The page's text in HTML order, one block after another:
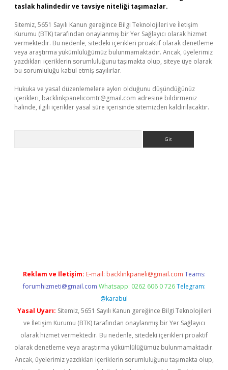
taslak halindedir ve tavsiye niteliği taşımazlar.
Sitemiz, 5651 Sayılı Kanun gereğince Bilgi Teknolojileri ve İletişim
Kurumu (BTK) tarafından onaylanmış bir Yer Sağlayıcı olarak hizmet
vermektedir. Bu nedenle, sitedeki içerikleri proaktif olarak denetleme
veya araştırma yükümlülüğümüz bulunmamaktadır. Ancak, üyelerimiz
yazdıkları içeriklerin sorumluluğunu taşımakta olup, siteye üye olarak
bu sorumluluğu kabul etmiş sayılırlar.
Hukuka ve yasal düzenlemelere aykırı olduğunu düşündüğünüz
içerikleri, backlinkpanelicomtr@gmail.com adresine bildirmeniz
halinde, ilgili içerikler yasal süre içerisinde sitemizden kaldırılacaktır.
Reklam ve İletişim: E-mail: backlinkpaneli@gmail.com Teams:
forumhizmeti@gmail.com Whatsapp: 0262 606 0 726 Telegram:
@karabul
Yasal Uyarı: Sitemiz, 5651 Sayılı Kanun gereğince Bilgi Teknolojileri
ve İletişim Kurumu (BTK) tarafından onaylanmış bir Yer Sağlayıcı
olarak hizmet vermektedir. Bu nedenle, sitedeki içerikleri proaktif
olarak denetleme veya araştırma yükümlülüğümüz bulunmamaktadır.
Ancak, üyelerimiz yazdıkları içeriklerin sorumluluğunu taşımakta olup,